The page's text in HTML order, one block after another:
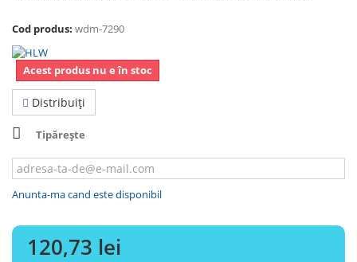
Cod produs: wdm-7290
Acest produs nu e în stoc
Distribuiţi
Tipărește
Anunta-ma cand este disponibil
120,73 lei